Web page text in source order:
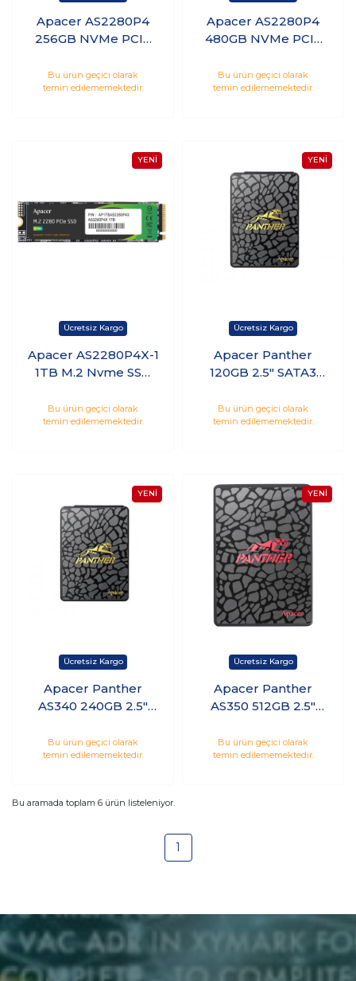
Apacer AS2280P4
256GB NVMe PCIe
(2100/1300MB/s)
AP256GAS2280P4-1
Bu ürün geçici olarak
temin edilememektedir.
Apacer AS2280P4
480GB NVMe PCIe
(2100/1500MB/s)
AP480GAS2280P4-1
Bu ürün geçici olarak
temin edilememektedir.
Apacer AS2280P4X-1
1TB M.2 Nvme SSD
AP1TBAS2280P4X-1
Bu ürün geçici olarak
temin edilememektedir.
Apacer Panther
120GB 2.5" SATA3
AP120GAS340G-1
Bu ürün geçici olarak
temin edilememektedir.
Apacer Panther
AS340 240GB 2.5"
(550/520MB/s)
AP240GAS340G-1
Bu ürün geçici olarak
temin edilememektedir.
Apacer Panther
AS350 512GB 2.5"
(560/540MB/S)
AP512GAS350-1
Bu ürün geçici olarak
temin edilememektedir.
Bu aramada toplam 6 ürün listeleniyor.
1